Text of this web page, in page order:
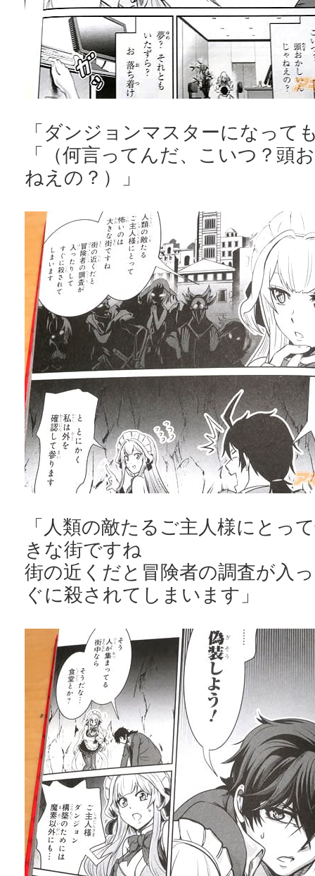
「ダンジョンマスターになって
「（何言ってんだ、こいつ？頭
ねえの？）」
「人類の敵たるご主人様にとっ
きな街ですね
街の近くだと冒険者の調査が入
ぐに殺されてしまいます」